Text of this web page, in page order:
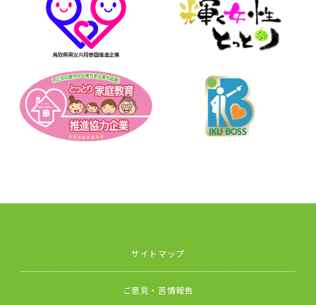
サイトマップ
ご意見・苦情報告